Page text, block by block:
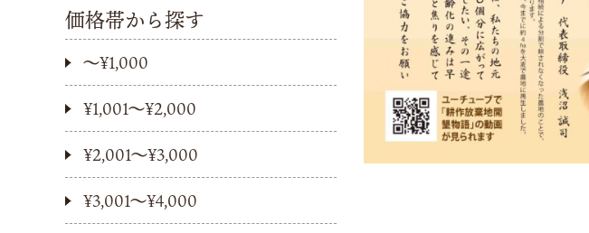
価格帯から探す
〜¥1,000
¥1,001〜¥2,000
¥2,001〜¥3,000
¥3,001〜¥4,000